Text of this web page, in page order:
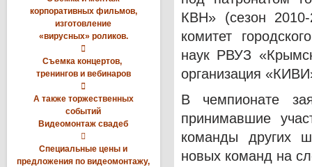
корпоративных фильмов,
изготовление
«вирусных» роликов.

Съемка концертов,
тренингов и вебинаров

А также торжественных
событий
Видеомонтаж свадеб

Специальные цены и
предложения по видеомонтажу,
КВН» (сезон 2010-
комитет
наук РВУЗ
организация
В чемпионате
принимавшие
команды других
новых команд на